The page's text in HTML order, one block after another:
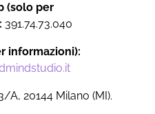
(solo per
391.74.73.040
informazioni):
A, 20144 Milano (MI).